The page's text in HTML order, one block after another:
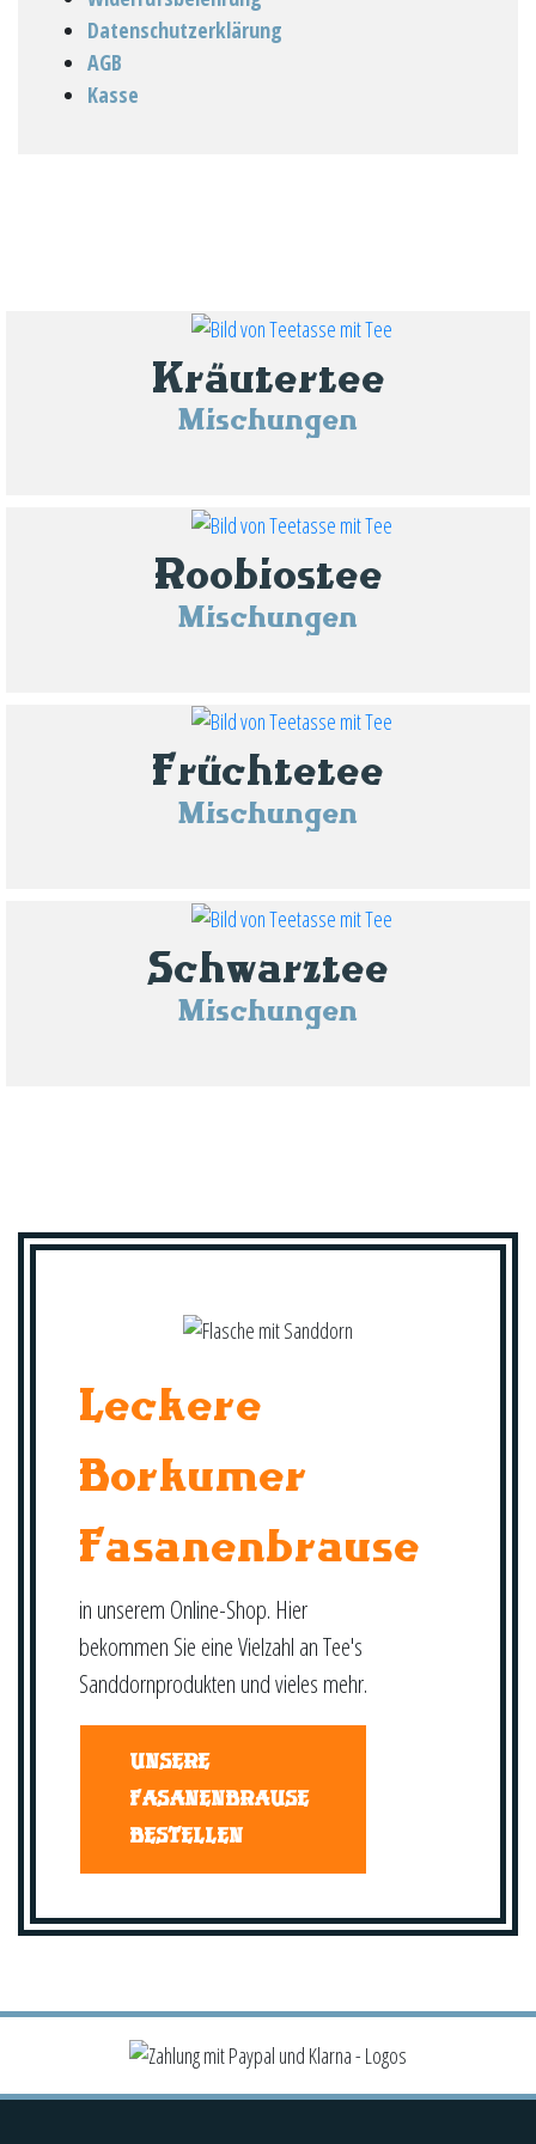
Datenschutzerklärung
AGB
Kasse
Kräutertee
Mischungen
Roobiostee
Mischungen
Früchtetee
Mischungen
Schwarztee
Mischungen
Leckere
Borkumer
Fasanenbrause
in unserem Online-Shop. Hier
bekommen Sie eine Vielzahl an Tee's
Sanddornprodukten und vieles mehr.
UNSERE
FASANENBRAUSE
BESTELLEN